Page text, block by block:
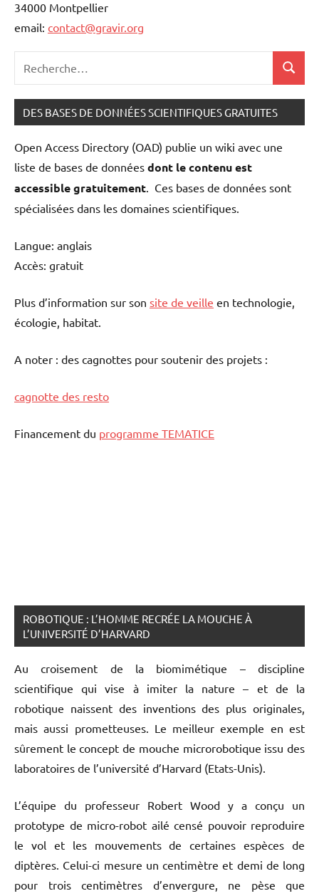
34000 Montpellier
email: contact@gravir.org
:
DES BASES DE DONNÉES SCIENTIFIQUES GRATUITES
Open Access Directory (OAD) publie un wiki avec une
liste de bases de données dont le contenu est
accessible gratuitement . Ces bases de données sont
spécialisées dans les domaines scientifiques.
Langue: anglais
Accès: gratuit
Plus d’information sur son site de veille en technologie,
écologie, habitat.
A noter : des cagnottes pour soutenir des projets :
cagnotte des resto
Financement du programme TEMATICE
ROBOTIQUE : L’HOMME RECRÉE LA MOUCHE À
L’UNIVERSITÉ D’HARVARD
Au croisement de la biomimétique – discipline
scientifique qui vise à imiter la nature – et de la
robotique naissent des inventions des plus originales,
mais aussi prometteuses. Le meilleur exemple en est
sûrement le concept de mouche microrobotique issu des
laboratoires de l’université d’Harvard (Etats-Unis).
L’équipe du professeur Robert Wood y a conçu un
prototype de micro-robot ailé censé pouvoir reproduire
le vol et les mouvements de certaines espèces de
diptères. Celui-ci mesure un centimètre et demi de long
pour trois centimètres d’envergure, ne pèse que